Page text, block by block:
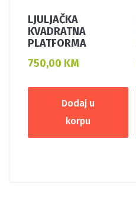
LJULJAČKA
KVADRATNA
PLATFORMA
750,00 KM
Dodaj u
korpu